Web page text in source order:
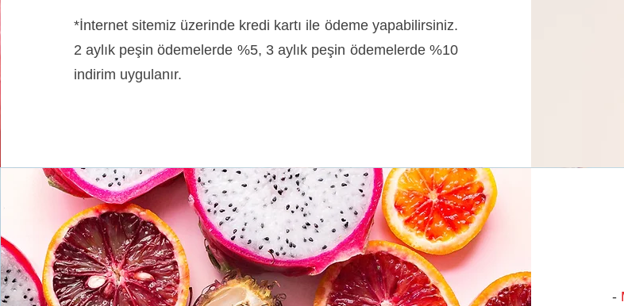
*İnternet sitemiz üzerinde kredi kartı ile ödeme yapabilirsiniz.
2 aylık peşin ödemelerde %5, 3 aylık peşin ödemelerde %10
indirim uygulanır.
-